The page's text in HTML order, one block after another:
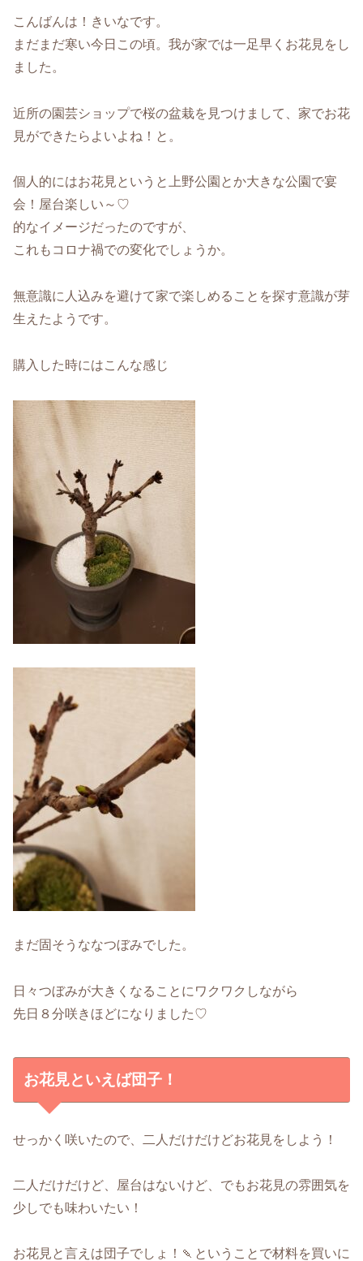
こんばんは！きいなです。
まだまだ寒い今日この頃。我が家では一足早くお花見をし
ました。
近所の園芸ショップで桜の盆栽を見つけまして、家でお花
見ができたらよいよね！と。
個人的にはお花見というと上野公園とか大きな公園で宴
会！屋台楽しい～♡
的なイメージだったのですが、
これもコロナ禍での変化でしょうか。
無意識に人込みを避けて家で楽しめることを探す意識が芽
生えたようです。
購入した時にはこんな感じ
まだ固そうななつぼみでした。
日々つぼみが大きくなることにワクワクしながら
先日８分咲きほどになりました♡
お花見といえば団子！
せっかく咲いたので、二人だけだけどお花見をしよう！
二人だけだけど、屋台はないけど、でもお花見の雰囲気を
少しでも味わいたい！
お花見と言えは団子でしょ！🍡ということで材料を買いに